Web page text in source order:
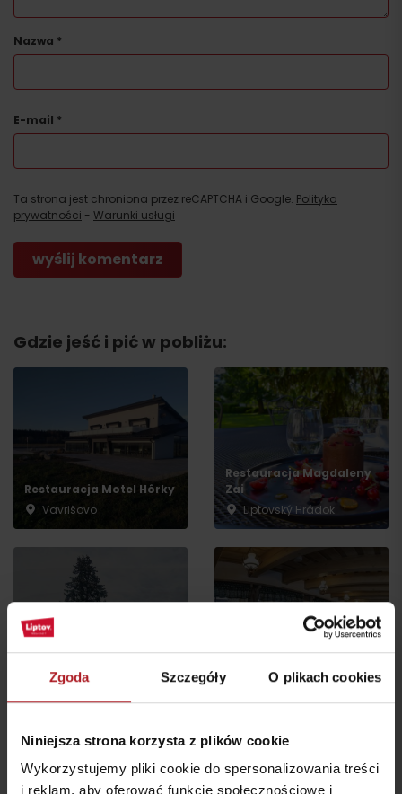
Zgoda Szczegóły O plikach cookies
Niniejsza strona korzysta z plików cookie
Wykorzystujemy pliki cookie do spersonalizowania treści
i reklam, aby oferować funkcje społecznościowe i
Nazwa *
E-mail *
Ta strona jest chroniona przez reCAPTCHA i Google. Polityka
prywatności - Warunki usługi
Gdzie jeść i pić w pobliżu:
Restauracja Motel Hôrky
Vavrišovo
Restauracja Magdaleny
Zai
Liptovský Hrádok
URBAN restaurant
Liptovský Hrádok
Restauracja Stará
Zvonica
Malužiná